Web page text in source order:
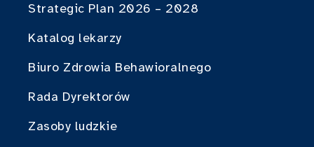
Strategic Plan 2026 – 2028
Katalog lekarzy
Biuro Zdrowia Behawioralnego
Rada Dyrektorów
Zasoby ludzkie